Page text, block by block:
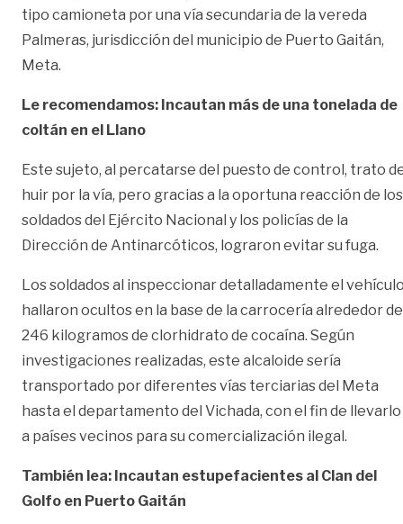
tipo camioneta por una vía secundaria de la vereda
Palmeras, jurisdicción del municipio de Puerto Gaitán,
Meta.
Le recomendamos: Incautan más de una tonelada de
coltán en el Llano
Este sujeto, al percatarse del puesto de control, trato
huir por la vía, pero gracias a la oportuna reacción de los
soldados del Ejército Nacional y los policías de la
Dirección de Antinarcóticos, lograron evitar su fuga.
Los soldados al inspeccionar detalladamente el
hallaron ocultos en la base de la carrocería alrededor de
246 kilogramos de clorhidrato de cocaína. Según
investigaciones realizadas, este alcaloide sería
transportado por diferentes vías terciarias del Meta
hasta el departamento del Vichada, con el fin de llevarlo
a países vecinos para su comercialización ilegal.
También lea: Incautan estupefacientes al Clan del
Golfo en Puerto Gaitán